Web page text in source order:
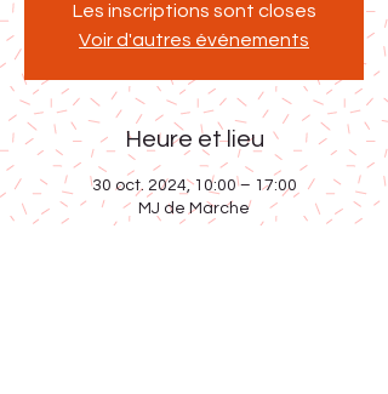
Les inscriptions sont closes
Voir d'autres événements
Heure et lieu
30 oct. 2024, 10:00 – 17:00
MJ de Marche